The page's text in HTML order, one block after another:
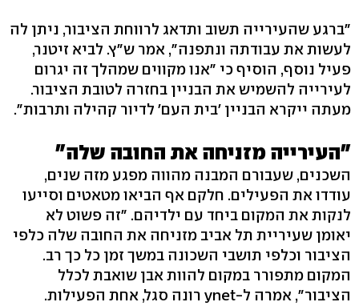
"ברגע שהעירייה תשוב ותדאג לרווחת הציבור, ניתן לה
לעשות את עבודתה ונתפנה", אמר ש"ץ. לביא זיטנר,
פעיל נוסף, הוסיף כי "אנו מקווים שמהלך זה יגרום
לעירייה להשמיש את הבניין בחזרה לטובת הציבור.
מעתה ייקרא הבניין 'בית העם' לדיור קהילה ותרבות".
"העירייה מזניחה את החובה שלה"
השכנים, שעבורם המבנה מהווה מפגע מזה שנים,
עודדו את הפעילים. חלקם אף הביאו מטאטים וסייעו
לנקות את המקום ביחד עם ילדיהם. "זה פשוט לא
יאומן שעיריית תל אביב מזניחה את החובה שלה כלפי
הציבור וכלפי תושבי השכונה במשך זמן כל כך רב.
המקום מתפורר במקום להוות אבן שואבת לכלל
הציבור", אמרה ל-ynet רונה סגל, אחת הפעילות.